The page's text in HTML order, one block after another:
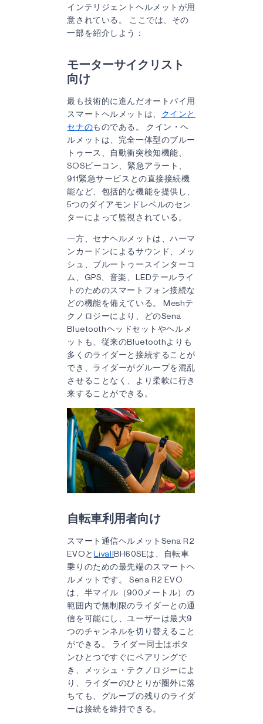
インテリジェントヘルメットが用
意されている。 ここでは、その
一部を紹介しよう：
モーターサイクリスト
向け
最も技術的に進んだオートバイ用
スマートヘルメットは、 クインと
セナのものである。 クイン・ヘ
ルメットは、完全一体型のブルー
トゥース、自動衝突検知機能、
SOSビーコン、緊急アラート、
911緊急サービスとの直接接続機
能など、包括的な機能を提供し、
5つのダイアモンドレベルのセン
ターによって監視されている。
一方、セナヘルメットは、ハーマ
ンカードンによるサウンド、メッ
シュ、ブルートゥースインターコ
ム、GPS、音楽、LEDテールライ
トのためのスマートフォン接続な
どの機能を備えている。 Meshテ
クノロジーにより、どのSena
Bluetoothヘッドセットやヘルメ
ットも、従来のBluetoothよりも
多くのライダーと接続することが
でき、ライダーがグループを混乱
させることなく、より柔軟に行き
来することができる。
自転車利用者向け
スマート通信ヘルメットSena R2
EVOと LivallBH60SEは、自転車
乗りのための最先端のスマートヘ
ルメットです。 Sena R2 EVO
は、半マイル（900メートル）の
範囲内で無制限のライダーとの通
信を可能にし、ユーザーは最大9
つのチャンネルを切り替えること
ができる。 ライダー同士はボタ
ンひとつですぐにペアリングで
き、メッシュ・テクノロジーによ
り、ライダーのひとりが圏外に落
ちても、グループの残りのライダ
ーは接続を維持できる。